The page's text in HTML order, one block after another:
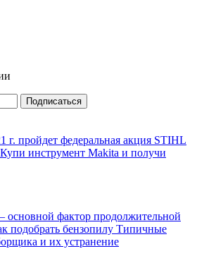
Подписаться
г. пройдет федеральная акция STIHL
Купи инструмент Makita и получи
основной фактор продолжительной
подобрать бензопилу Типичные
и их устранение